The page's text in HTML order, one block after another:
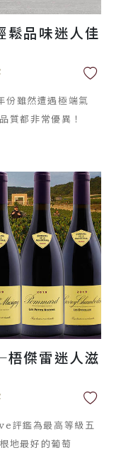
鬆品味迷人佳
雖然遭遇極端氣
質都非常優異！
傑雷迷人滋
鑑為最高等級五
地最好的葡萄